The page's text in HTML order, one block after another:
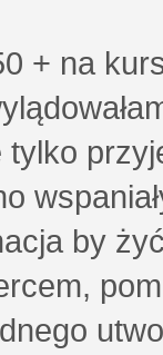
+ na
tylko
by